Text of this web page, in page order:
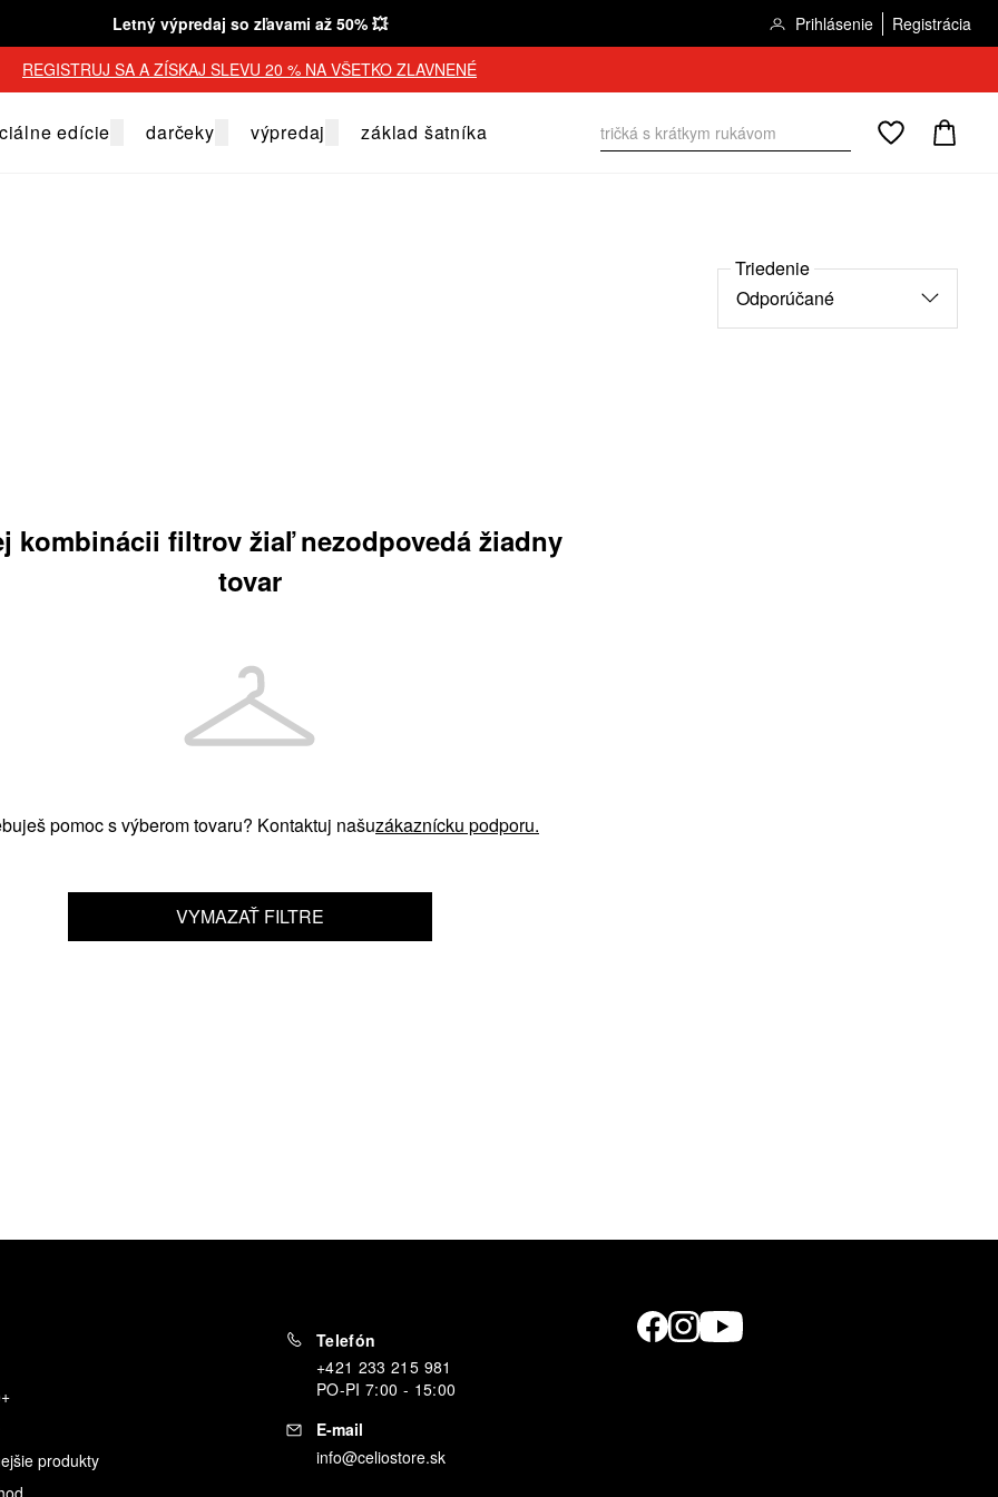
Letný výpredaj so zľavami až 50% 💥 Prihlásenie Registrácia
REGISTRUJ SA A ZÍSKAJ SLEVU 20 % NA VŠETKO ZLAVNENÉ
edície darčeky výpredaj základ šatníka
Triedenie
Odporúčané
kombinácii filtrov žiaľ nezodpovedá žiadny
tovar
pomoc s výberom tovaru? Kontaktuj našuzákaznícku podporu.
VYMAZAŤ FILTRE
produkty
Telefón
+421 233 215 981
PO-PI 7:00 - 15:00
E-mail
info@celiostore.sk